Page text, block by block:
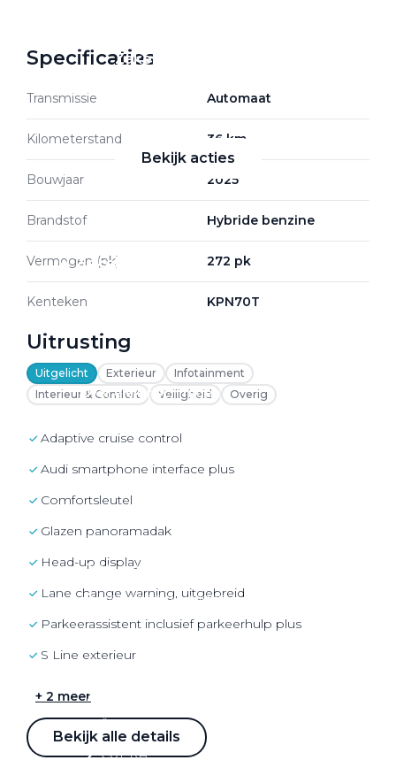
Zakelijke Lease acties
Bekijk acties
Zakelijk
Over elektrisch rijden
Onderhoud en kosten
Shuttel laadoplossingen
Duurzaamheid
Voordelen
Veelgestelde vragen
Škoda
CUPRA
Specificaties
Transmissie Automaat
Kilometerstand 36 km
Bouwjaar 2025
Brandstof Hybride benzine
Vermogen (pk) 272 pk
Kenteken KPN70T
Uitrusting
Uitgelicht Exterieur
Infotainment
Interieur & Comfort
Veiligheid Overig
Adaptive cruise control
Audi smartphone interface plus
Comfortsleutel
Glazen panoramadak
head-up display
Lane change warning, uitgebreid
Parkeerassistent inclusief parkeerhulp plus
S Line exterieur
+ 2 meer
Bekijk alle details